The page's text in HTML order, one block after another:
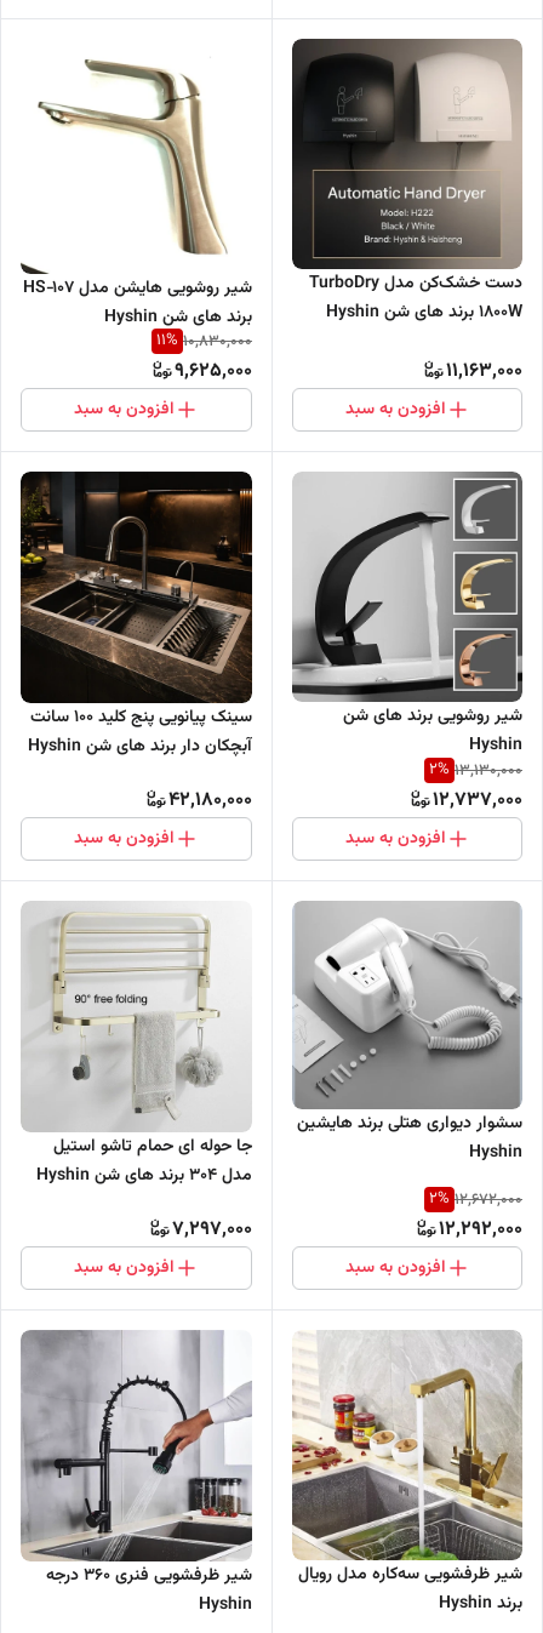
دست خشک‌کن مدل TurboDry
1800W برند های شن Hyshin
11,163,000
افزودن به سبد
شیر روشویی هایشن مدل HS‑107
برند های شن Hyshin
10,830,000
11%
9,625,000
افزودن به سبد
شیر روشویی برند های شن
Hyshin
13,130,000
2%
12,737,000
افزودن به سبد
سینک پیانویی پنج کلید 100 سانت
آبچکان دار برند های شن Hyshin
42,180,000
افزودن به سبد
سشوار دیواری هتلی برند هایشین
Hyshin
12,672,000
2%
12,292,000
افزودن به سبد
جا حوله ای حمام تاشو استیل
مدل ۳۰۴ برند های شن Hyshin
7,297,000
افزودن به سبد
شیر ظرفشویی سه‌کاره مدل رویال
برند Hyshin
شیر ظرفشویی فنری 360 درجه
Hyshin